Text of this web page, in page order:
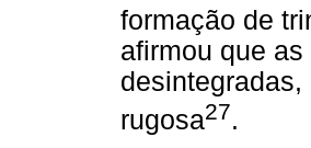
formação de
afirmou que
rugosa27.